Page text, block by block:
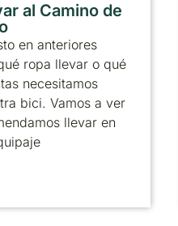
al Camino de
en anteriores
ropa llevar o qué
necesitamos
bici. Vamos a ver
llevar en